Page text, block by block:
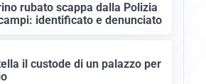
rubato scappa dalla Polizia
identificato e denunciato
il custode di un palazzo per